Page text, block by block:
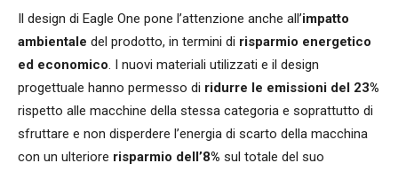
Il design di Eagle One pone l’attenzione anche all’impatto
ambientale del prodotto, in termini di risparmio energetico
ed economico. I nuovi materiali utilizzati e il design
progettuale hanno permesso di ridurre le emissioni del 23%
rispetto alle macchine della stessa categoria e soprattutto di
sfruttare e non disperdere l’energia di scarto della macchina
con un ulteriore risparmio dell’8% sul totale del suo